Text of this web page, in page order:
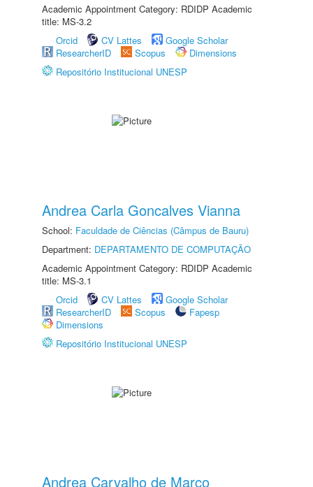
Academic Appointment Category: RDIDP Academic
title: MS-3.2
Orcid
CV Lattes
Google Scholar
ResearcherID
Scopus
Dimensions
Repositório Institucional UNESP
Andrea Carla Goncalves Vianna
School: Faculdade de Ciências (Câmpus de Bauru)
Department: DEPARTAMENTO DE COMPUTAÇÃO
Academic Appointment Category: RDIDP Academic
title: MS-3.1
Orcid
CV Lattes
Google Scholar
ResearcherID
Scopus
Fapesp
Dimensions
Repositório Institucional UNESP
Andrea Carvalho de Marco